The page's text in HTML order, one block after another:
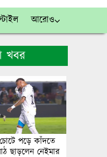
আরোও
খবর
পড়ে কাঁদতে
ছাড়লেন নেইমার